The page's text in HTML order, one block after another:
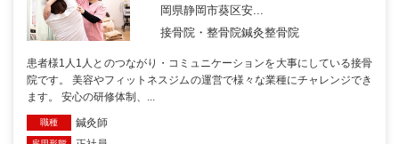
岡県静岡市葵区安...
接骨院・整骨院鍼灸整骨院
患者様1人1人とのつながり・コミュニケーションを大事にしている接骨
院です。 美容やフィットネスジムの運営で様々な業種にチャレンジでき
ます。 安心の研修体制、...
職種 鍼灸師